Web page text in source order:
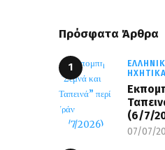
Πρόσφατα Άρθρα
ΗΧΗΤΙΚΆ
(6/7/
07/07/